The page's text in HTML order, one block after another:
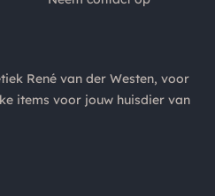
binnen 14 dagen. De
en zijn voor eigen rekening.
voor "alleen huisadres",
René van der Westen, voor
items voor jouw huisdier van